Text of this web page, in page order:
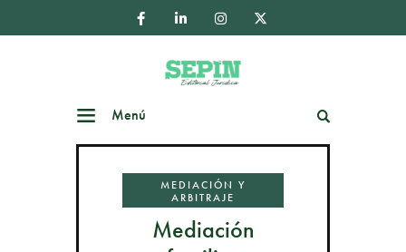
Menú
MEDIACIÓN Y
ARBITRAJE
Mediación